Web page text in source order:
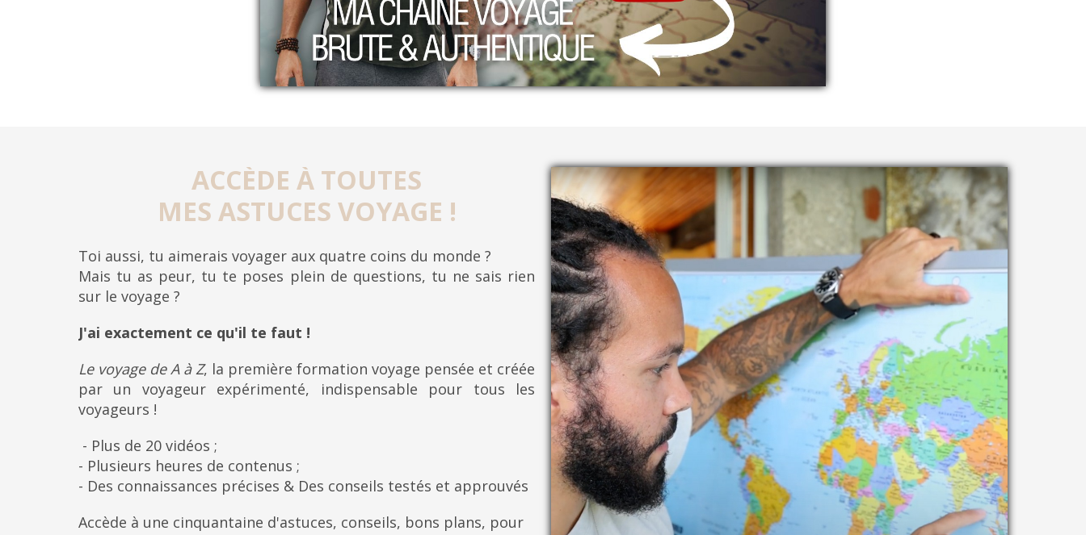
ACCÈDE À TOUTES
MES ASTUCES VOYAGE !
Toi aussi, tu aimerais voyager aux quatre coins du monde ?
Mais tu as peur, tu te poses plein de questions, tu ne sais rien
sur le voyage ?
J'ai exactement ce qu'il te faut !
Le voyage de A à Z, la première formation voyage pensée et créée
par un voyageur expérimenté, indispensable pour tous les
voyageurs !
- Plus de 20 vidéos ;
- Plusieurs heures de contenus ;
- Des connaissances précises & Des conseils testés et approuvés
Accède à une cinquantaine d'astuces, conseils, bons plans, pour